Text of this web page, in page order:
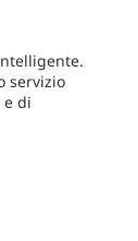
servizio
e di